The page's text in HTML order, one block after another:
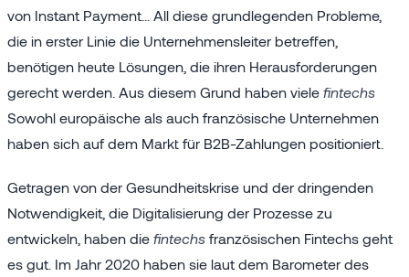
von Instant Payment... All diese grundlegenden Probleme,
die in erster Linie die Unternehmensleiter betreffen,
benötigen heute Lösungen, die ihren Herausforderungen
gerecht werden. Aus diesem Grund haben viele fintechs
Sowohl europäische als auch französische Unternehmen
haben sich auf dem Markt für B2B-Zahlungen positioniert.
Getragen von der Gesundheitskrise und der dringenden
Notwendigkeit, die Digitalisierung der Prozesse zu
entwickeln, haben die fintechs französischen Fintechs geht
es gut. Im Jahr 2020 haben sie laut dem Barometer des